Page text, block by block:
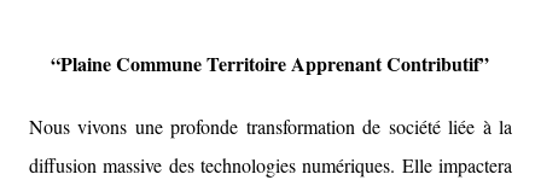
“Plaine Commune Territoire Apprenant Contributif”
Nous vivons une profonde transformation de société liée à la
diffusion massive des technologies numériques. Elle impactera